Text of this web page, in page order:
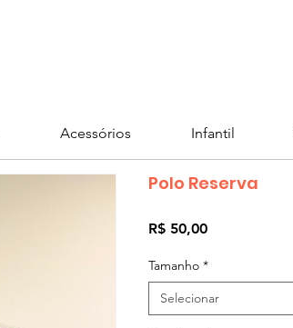
Acessórios Infantil
Polo Reserva
R$ 50,00Preço
Tamanho *
Selecionar